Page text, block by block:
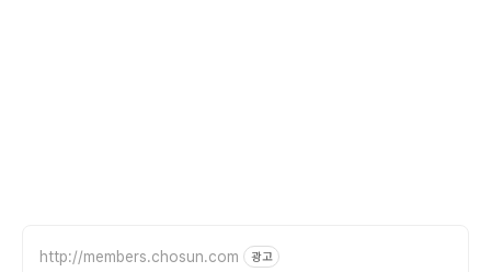
http://members.chosun.com 광고